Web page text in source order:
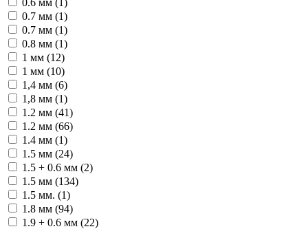
0.7 мм (1)
0.7 мм (1)
0.8 мм (1)
1 мм (12)
1 мм (10)
1,4 мм (6)
1,8 мм (1)
1.2 мм (41)
1.2 мм (66)
1.4 мм (1)
1.5 мм (24)
1.5 + 0.6 мм (2)
1.5 мм (134)
1.5 мм. (1)
1.8 мм (94)
1.9 + 0.6 мм (22)